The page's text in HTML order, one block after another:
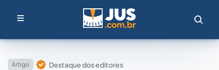
Artigo Destaque dos editores